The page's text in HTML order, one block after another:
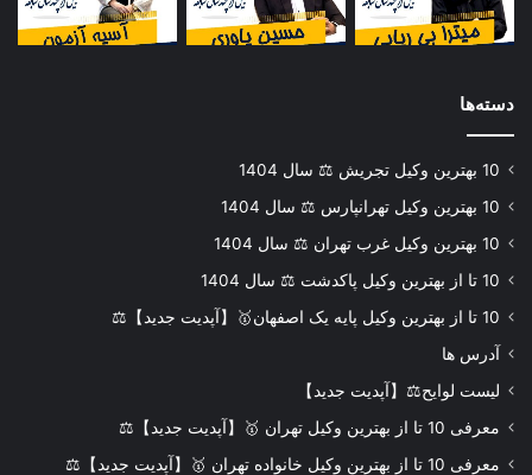
دسته‌ها
10 بهترین وکیل تجریش ⚖️ سال 1404
10 بهترین وکیل تهرانپارس ⚖️ سال 1404
10 بهترین وکیل غرب تهران ⚖️ سال 1404
10 تا از بهترین وکیل پاکدشت ⚖️ سال 1404
10 تا از بهترین وکیل پایه یک اصفهان🥇【آپدیت جدید】⚖️
آدرس ها
لیست لوایح⚖️【آپدیت جدید】
معرفی 10 تا از بهترین وکیل تهران 🥇【آپدیت جدید】⚖️
معرفی 10 تا از بهترین وکیل خانواده تهران 🥇【آپدیت جدید】⚖️